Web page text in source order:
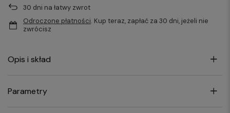
30 dni na łatwy zwrot
Odroczone płatności. Kup teraz, zapłać za 30 dni, jeżeli nie
zwrócisz
Opis i skład
Parametry